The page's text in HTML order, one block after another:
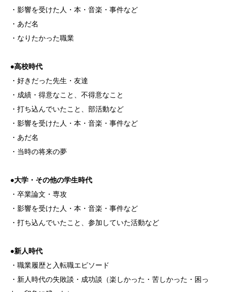
・影響を受けた人・本・音楽・事件など
・あだ名
・なりたかった職業
●高校時代
・好きだった先生・友達
・成績・得意なこと、不得意なこと
・打ち込んでいたこと、部活動など
・影響を受けた人・本・音楽・事件など
・あだ名
・当時の将来の夢
●大学・その他の学生時代
・卒業論文・専攻
・影響を受けた人・本・音楽・事件など
・打ち込んでいたこと、参加していた活動など
●新人時代
・職業履歴と入転職エピソード
・新人時代の失敗談・成功談（楽しかった・苦しかった・困っ